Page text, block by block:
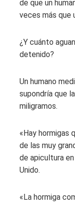
de que un
veces más que
¿Y cuánto
detenido?
Un humano
supondría que
miligramos.
«Hay hormigas
de las muy
de apicultura
Unido.
«La hormiga